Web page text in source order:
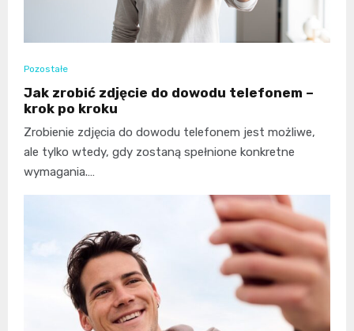
Pozostałe
Jak zrobić zdjęcie do dowodu telefonem –
krok po kroku
Zrobienie zdjęcia do dowodu telefonem jest możliwe,
ale tylko wtedy, gdy zostaną spełnione konkretne
wymagania.…